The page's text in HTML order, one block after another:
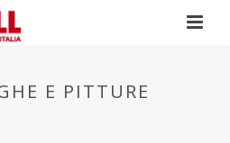
E PITTURE